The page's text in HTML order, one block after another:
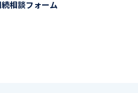
相談フォーム